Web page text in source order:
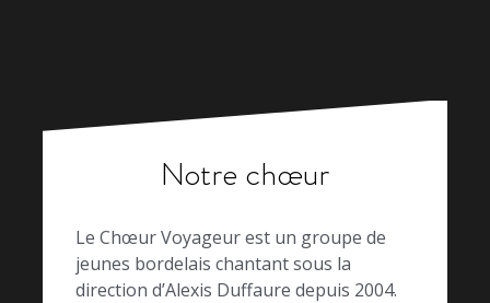
Notre chœur
Le Chœur Voyageur est un groupe de
jeunes bordelais chantant sous la
direction d’Alexis Duffaure depuis 2004.